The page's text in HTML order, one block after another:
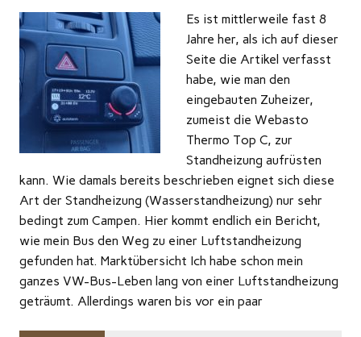
Es ist mittlerweile fast 8
Jahre her, als ich auf dieser
Seite die Artikel verfasst
habe, wie man den
eingebauten Zuheizer,
zumeist die Webasto
Thermo Top C, zur
Standheizung aufrüsten
kann. Wie damals bereits beschrieben eignet sich diese
Art der Standheizung (Wasserstandheizung) nur sehr
bedingt zum Campen. Hier kommt endlich ein Bericht,
wie mein Bus den Weg zu einer Luftstandheizung
gefunden hat. Marktübersicht Ich habe schon mein
ganzes VW-Bus-Leben lang von einer Luftstandheizung
geträumt. Allerdings waren bis vor ein paar